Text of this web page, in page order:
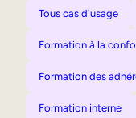
Tous cas d'usage
Formation à la
Formation des
Formation interne